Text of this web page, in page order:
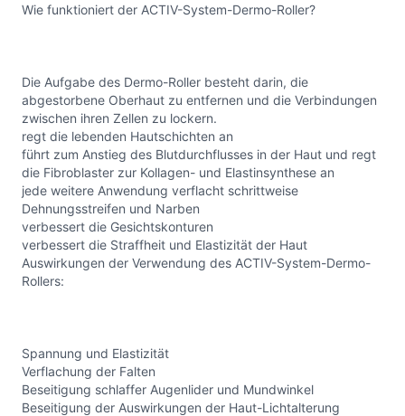
Wie funktioniert der ACTIV-System-Dermo-Roller?
Die Aufgabe des Dermo-Roller besteht darin, die
abgestorbene Oberhaut zu entfernen und die Verbindungen
zwischen ihren Zellen zu lockern.
regt die lebenden Hautschichten an
führt zum Anstieg des Blutdurchflusses in der Haut und regt
die Fibroblaster zur Kollagen- und Elastinsynthese an
jede weitere Anwendung verflacht schrittweise
Dehnungsstreifen und Narben
verbessert die Gesichtskonturen
verbessert die Straffheit und Elastizität der Haut
Auswirkungen der Verwendung des ACTIV-System-Dermo-
Rollers:
Spannung und Elastizität
Verflachung der Falten
Beseitigung schlaffer Augenlider und Mundwinkel
Beseitigung der Auswirkungen der Haut-Lichtalterung